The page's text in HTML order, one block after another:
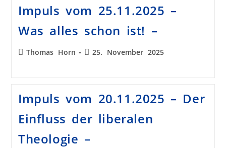
Impuls vom 25.11.2025 –
Was alles schon ist! –
Thomas Horn 25. November 2025
Impuls vom 20.11.2025 – Der
Einfluss der liberalen
Theologie –